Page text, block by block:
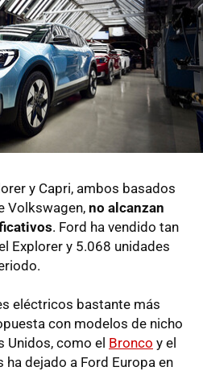
y Capri, ambos basados
Volkswagen, no alcanzan
. Ford ha vendido tan
Explorer y 5.068 unidades
eléctricos bastante más
con modelos de nicho
Unidos, como el Bronco y el
ha dejado a Ford Europa en